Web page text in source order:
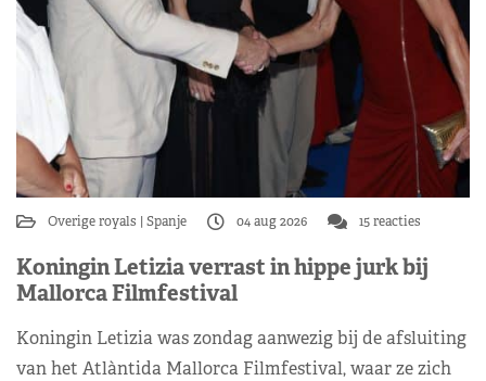
Overige royals Spanje 04 aug 2026 15 reacties
Koningin Letizia verrast in hippe jurk bij
Mallorca Filmfestival
Koningin Letizia was zondag aanwezig bij de afsluiting
van het Atlàntida Mallorca Filmfestival, waar ze zich